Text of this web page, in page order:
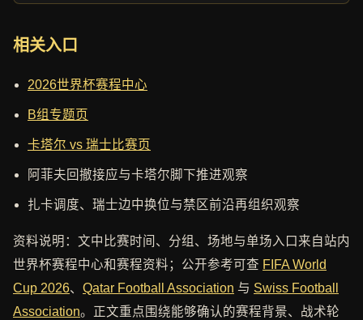
相关入口
2026世界杯赛程中心
B组专题页
卡塔尔 vs 瑞士比赛页
阿菲夫回撤接应与卡塔尔脚下推进观察
扎卡调度、瑞士边中换位与禁区前沿再组织观察
资料说明：文中比赛时间、分组、场地与单场入口来自站内
世界杯赛程中心和赛程资料；公开参考可查 FIFA World
Cup 2026、 Qatar Football Association 与 Swiss Football
Association。正文重点围绕能够确认的赛程背景、战术轮